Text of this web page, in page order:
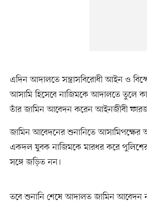
এদিন আদালতে সন্ত্রাসবিরোধী আইন ও
আসামি হিসেবে নাজিমকে আদালতে তুলে
তাঁর জামিন আবেদন করেন আইনজীবী
জামিন আবেদনের শুনানিতে আসামিপক্ষের
একদল যুবক নাজিমকে মারধর করে পুলিশের
সঙ্গে জড়িত নন।
তবে শুনানি শেষে আদালত জামিন আবেদন